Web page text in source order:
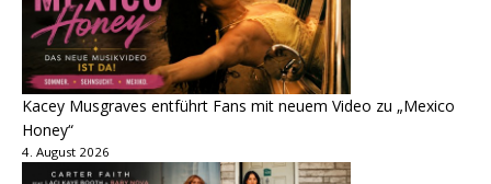
Kacey Musgraves entführt Fans mit neuem Video zu „Mexico
Honey“
4. August 2026